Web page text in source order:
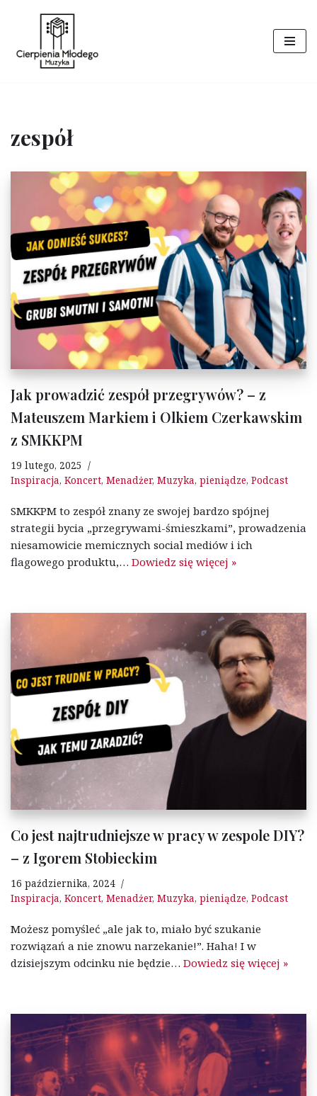
Przejdź
do
zespół
Jak prowadzić zespół przegrywów? – z
Mateuszem Markiem i Olkiem Czerkawskim
z SMKKPM
19 lutego, 2025
Inspiracja, Koncert, Menadżer, Muzyka, pieniądze, Podcast
SMKKPM to zespół znany ze swojej bardzo spójnej
strategii bycia „przegrywami-śmieszkami”, prowadzenia
niesamowicie memicznych social mediów i ich
flagowego produktu,… Dowiedz się więcej »
Co jest najtrudniejsze w pracy w zespole DIY?
– z Igorem Stobieckim
16 października, 2024
Inspiracja, Koncert, Menadżer, Muzyka, pieniądze, Podcast
Możesz pomyśleć „ale jak to, miało być szukanie
rozwiązań a nie znowu narzekanie!”. Haha! I w
dzisiejszym odcinku nie będzie… Dowiedz się więcej »